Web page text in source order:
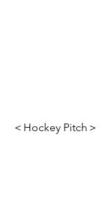
＜Hockey Pitch＞